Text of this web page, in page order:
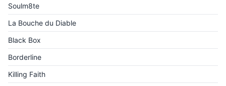
Soulm8te
La Bouche du Diable
Black Box
Borderline
Killing Faith